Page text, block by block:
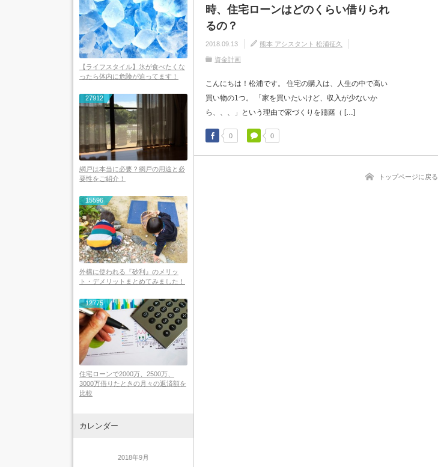
時、住宅ローンはどのくらい借りられ
るの？
2018.09.13 熊本 アシスタント 松浦征久
資金計画
こんにちは！松浦です。 住宅の購入は、人生の中で高い
買い物の1つ。 「家を買いたいけど、収入が少ないか
ら、、、」という理由で家づくりを躊躇（ […]
0 0
トップページに戻る
【ライフスタイル】氷が食べたくな
ったら体内に危険が迫ってます！
27912
網戸は本当に必要？網戸の用途と必
要性をご紹介！
15596
外構に使われる『砂利』のメリッ
ト・デメリットまとめてみました！
12775
住宅ローンで2000万、2500万、
3000万借りたときの月々の返済額を
比較
カレンダー
2018年9月